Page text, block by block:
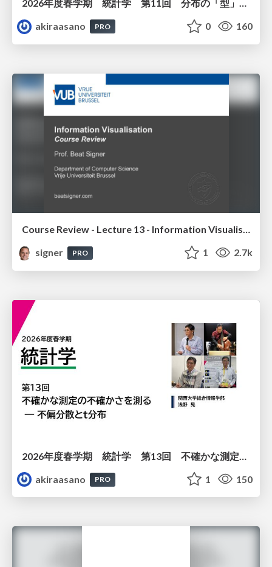
akiraasano
PRO 0 160
Course Review - Lecture 13 - Information Visualisation (4019538FNR)
signer
PRO 1 2.7k
akiraasano
PRO 1 150